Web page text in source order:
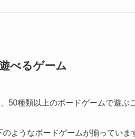
べるゲーム
50種類以上のボードゲームで遊ぶ
ようなボードゲームが揃っていま